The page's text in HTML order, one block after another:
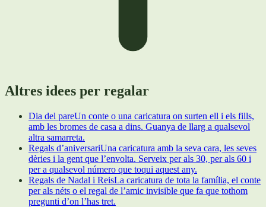
Altres idees per regalar
Dia del pareUn conte o una caricatura on surten ell i els fills,
amb les bromes de casa a dins. Guanya de llarg a qualsevol
altra samarreta.
Regals d’aniversariUna caricatura amb la seva cara, les seves
dèries i la gent que l’envolta. Serveix per als 30, per als 60 i
per a qualsevol número que toqui aquest any.
Regals de Nadal i ReisLa caricatura de tota la família, el conte
per als néts o el regal de l’amic invisible que fa que tothom
pregunti d’on l’has tret.